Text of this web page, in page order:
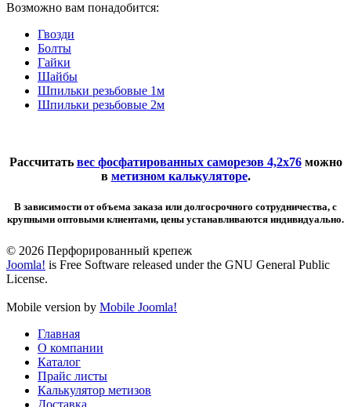
Возможно вам понадобится:
Гвозди
Болты
Гайки
Шайбы
Шпильки резьбовые 1м
Шпильки резьбовые 2м
Рассчитать вес фосфатированных саморезов 4,2х76можно
в метизном калькуляторе.
В зависимости от объема заказа или долгосрочного сотрудничества, с
крупными оптовыми клиентами, цены устанавливаются индивидуально.
© 2026 Перфорированный крепеж
Joomla! is Free Software released under the GNU General Public
License.
Mobile version by Mobile Joomla!
Главная
О компании
Каталог
Прайс листы
Калькулятор метизов
Доставка